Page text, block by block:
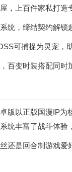
，上百件家私打造
统，缔结契约解锁
可捕捉为灵宠，
百变时装搭配同时
卓版以正版国漫IP
统丰富了战斗体验
还是回合制游戏爱